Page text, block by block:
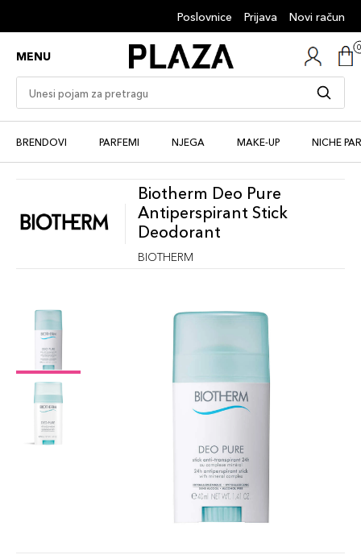
Poslovnice Prijava Novi račun
MENU
BRENDOVI PARFEMI NJEGA MAKE-UP NICHE
Biotherm Deo Pure
Antiperspirant Stick
Deodorant
BIOTHERM